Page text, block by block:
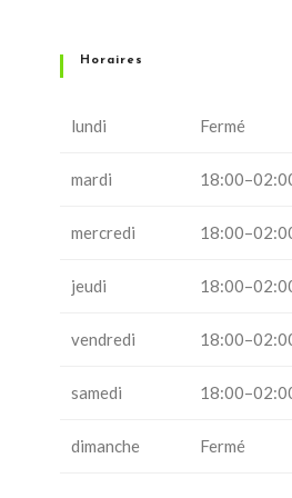
Horaires
lundi Fermé
mardi
mercredi
jeudi
vendredi
samedi
dimanche Fermé